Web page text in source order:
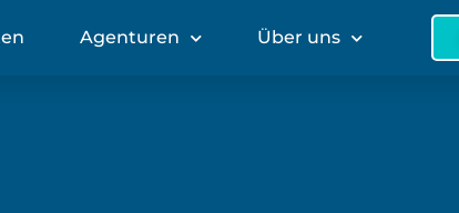
Agenturen Über uns